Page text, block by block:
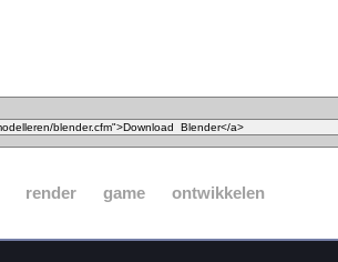
render game ontwikkelen